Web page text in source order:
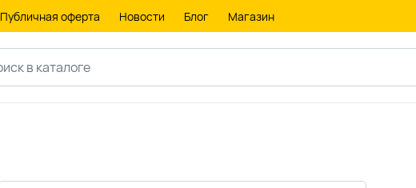
Публичная оферта Новости Блог Магазин